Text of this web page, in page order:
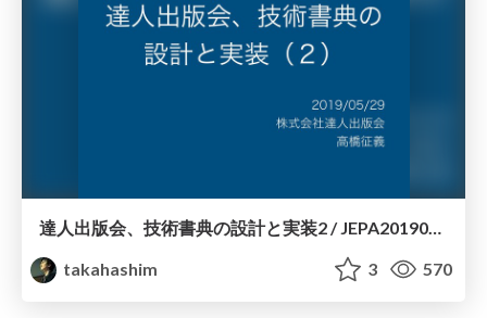
達人出版会、技術書典の設計と実装2 / JEPA20190529-2
takahashim
3 570